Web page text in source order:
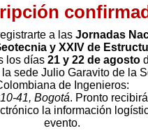
a las Jornadas
y XXIV de
los días 21 y 22 de agosto
la sede Julio Garavito de la
de Ingenieros:
41, Bogotá. Pronto
la información
evento.